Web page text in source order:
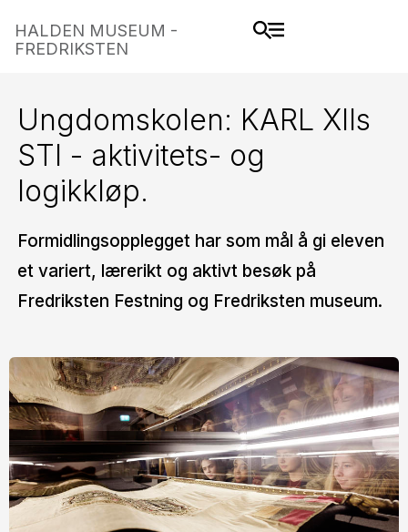
HALDEN MUSEUM -
FREDRIKSTEN
Ungdomskolen: KARL XIIs
STI - aktivitets- og
logikkløp.
Formidlingsopplegget har som mål å gi eleven
et variert, lærerikt og aktivt besøk på
Fredriksten Festning og Fredriksten museum.